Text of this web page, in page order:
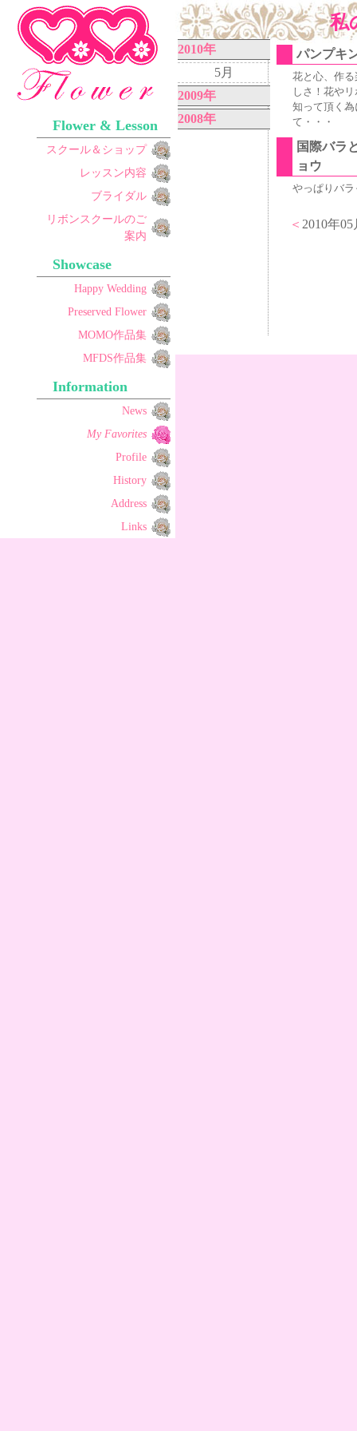
Flower & Lesson
スクール＆ショップ
レッスン内容
ブライダル
リボンスクールのご
案内
Showcase
Happy Wedding
Preserved Flower
MOMO作品集
MFDS作品集
Information
News
My Favorites
Profile
History
Address
Links
私
2010年
5月
2009年
2008年
パンプキ
花と心、作
しさ！花や
知って頂く
て・・・
国際バラ
ョウ
やっぱりバ
＜ 2010年05